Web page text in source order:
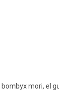
bombyx mori, el